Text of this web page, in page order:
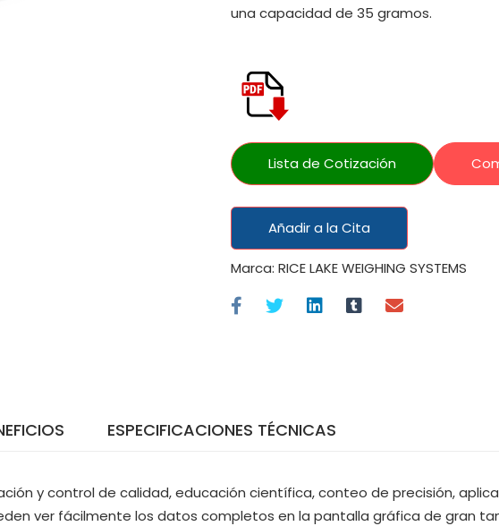
una capacidad de 35 gramos.
Lista de Cotización
Añadir a la Cita
Marca: RICE LAKE WEIGHING SYSTEMS
ESPECIFICACIONES TÉCNICAS
y control de calidad, educación científica, conteo de precisión,
ver fácilmente los datos completos en la pantalla gráfica de gran